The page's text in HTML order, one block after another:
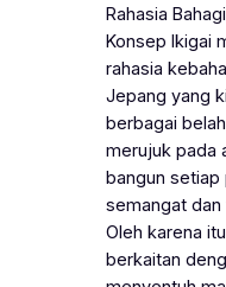
Rahasia
Konsep Ikigai
rahasia
Jepang yang
berbagai
merujuk pada
bangun setiap
semangat dan
Oleh karena
berkaitan